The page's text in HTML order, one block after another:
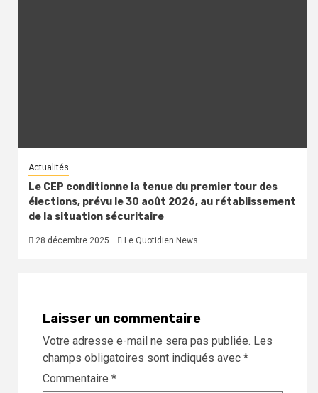
Actualités
Le CEP conditionne la tenue du premier tour des
élections, prévu le 30 août 2026, au rétablissement
de la situation sécuritaire
28 décembre 2025 Le Quotidien News
Laisser un commentaire
Votre adresse e-mail ne sera pas publiée. Les
champs obligatoires sont indiqués avec *
Commentaire *